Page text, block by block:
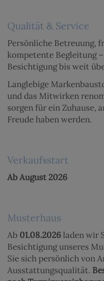
Qualität & Service
Persönliche Betreuung,
kompetente Begleitung
Besichtigung bis weit
Langlebige
und das Mitwirken
sorgen für ein Zuhause,
Freude haben werden.
Verkaufsstart
Ab August 2026
Musterhaus
Ab 01.08.2026 laden wir
Besichtigung unseres
Sie sich persönlich von
Ausstattungsqualität.